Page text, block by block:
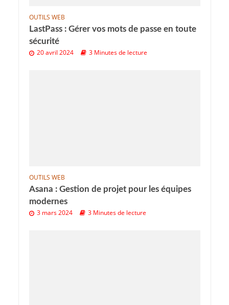
OUTILS WEB
LastPass : Gérer vos mots de passe en toute
sécurité
20 avril 2024 3 Minutes de lecture
OUTILS WEB
Asana : Gestion de projet pour les équipes
modernes
3 mars 2024 3 Minutes de lecture